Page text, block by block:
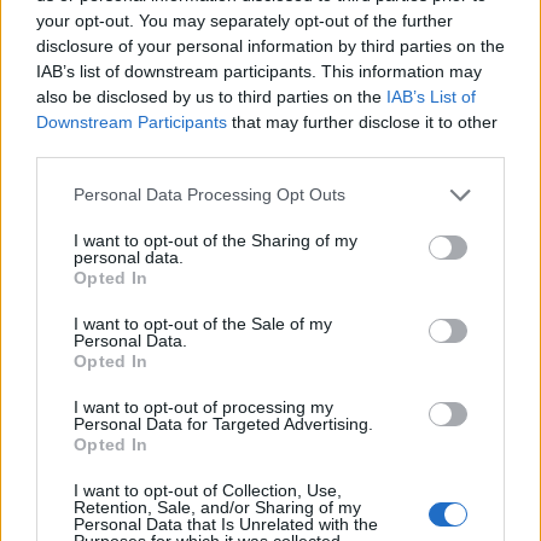
your opt-out. You may separately opt-out of the further
disclosure of your personal information by third parties on the
IAB’s list of downstream participants. This information may
also be disclosed by us to third parties on the IAB’s List of
Downstream Participants that may further disclose it to other
Personal Data Processing Opt Outs
I want to opt-out of the Sharing of my
personal data.
Opted In
I want to opt-out of the Sale of my
Personal Data.
Opted In
I want to opt-out of processing my
Personal Data for Targeted Advertising.
Opted In
I want to opt-out of Collection, Use,
Retention, Sale, and/or Sharing of my
Personal Data that Is Unrelated with the